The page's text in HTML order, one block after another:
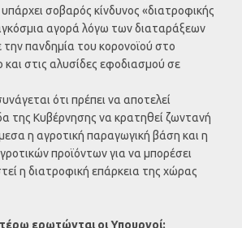
υπάρχει σοβαρός κίνδυνος «διατροφικής
αγορά λόγω των διαταράξεων
την πανδημία του κορονοϊού στο
και στις αλυσίδες εφοδιασμού σε
ότι πρέπει να αποτελεί
της Κυβέρνησης να κρατηθεί ζωντανή
η αγροτική παραγωγική βάση και η
προϊόντων για να μπορέσει
η διατροφική επάρκεια της χώρας
ερωτώνται οι Υπουργοί: